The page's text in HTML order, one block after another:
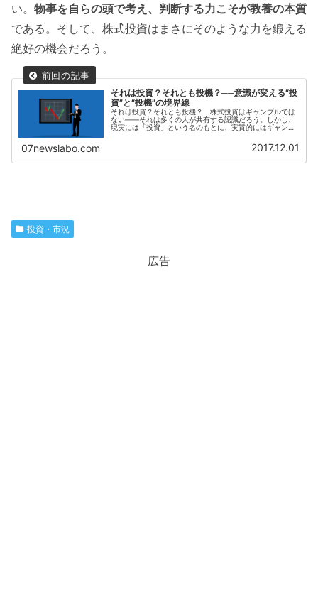
い。 物事を自らの頭で考え、判断する力こそが教養の本質
である。そして、株式投資はまさにそのような力を鍛える
絶好の機会だろう。
それは投資？それとも投機？──意識が変える“投
資”と“投機”の境界線
それは投資？それとも投機？ 株式投資はギャンブルでは
ない——それは多くの人が共有する認識だろう。しかし、
現実には「投資」という名のもとに、実質的にはギャンブ
07newslabo.com 2017.12.01
投資・市況
広告